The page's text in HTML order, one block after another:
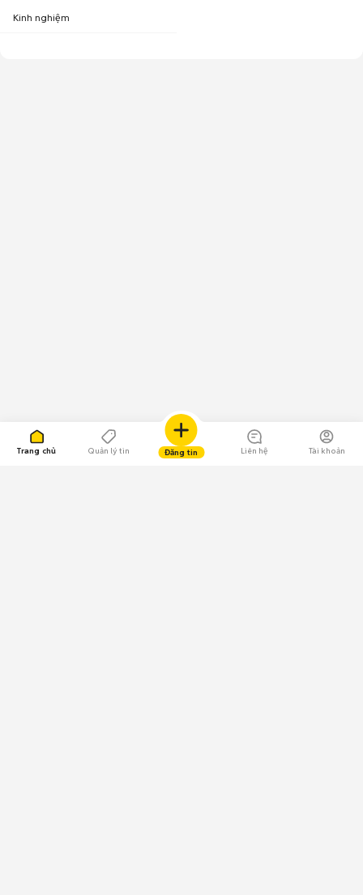
Trang chủ Quản lý tin Đăng tin Liên hệ Tài khoản
Kinh nghiệm